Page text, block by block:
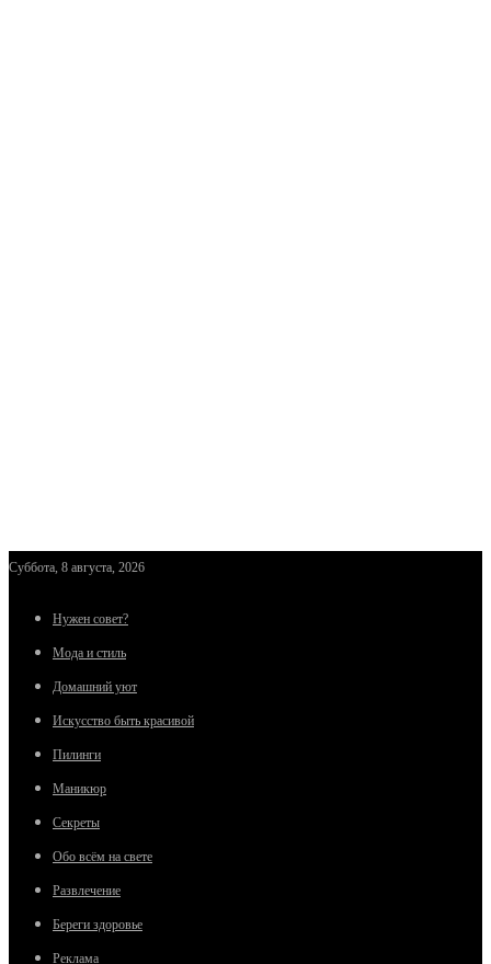
Суббота, 8 августа, 2026
Нужен совет?
Мода и стиль
Домашний уют
Искусство быть красивой
Пилинги
Маникюр
Секреты
Обо всём на свете
Развлечение
Береги здоровье
Реклама